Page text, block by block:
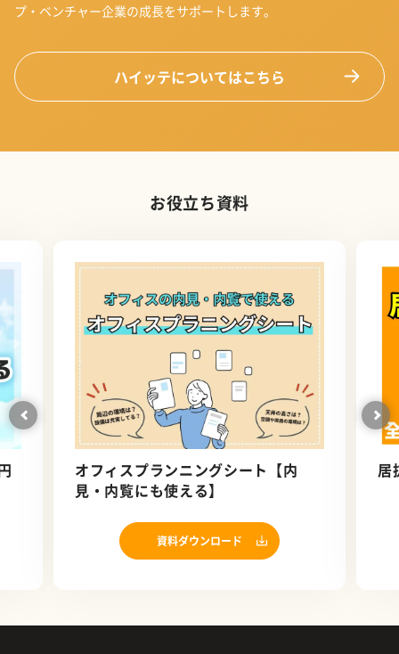
プ・ベンチャー企業の成長をサポートします。
ハイッテについてはこちら
お役立ち資料
オフィスプランニングシート【内
見・内覧にも使える】
資料ダウンロード
居